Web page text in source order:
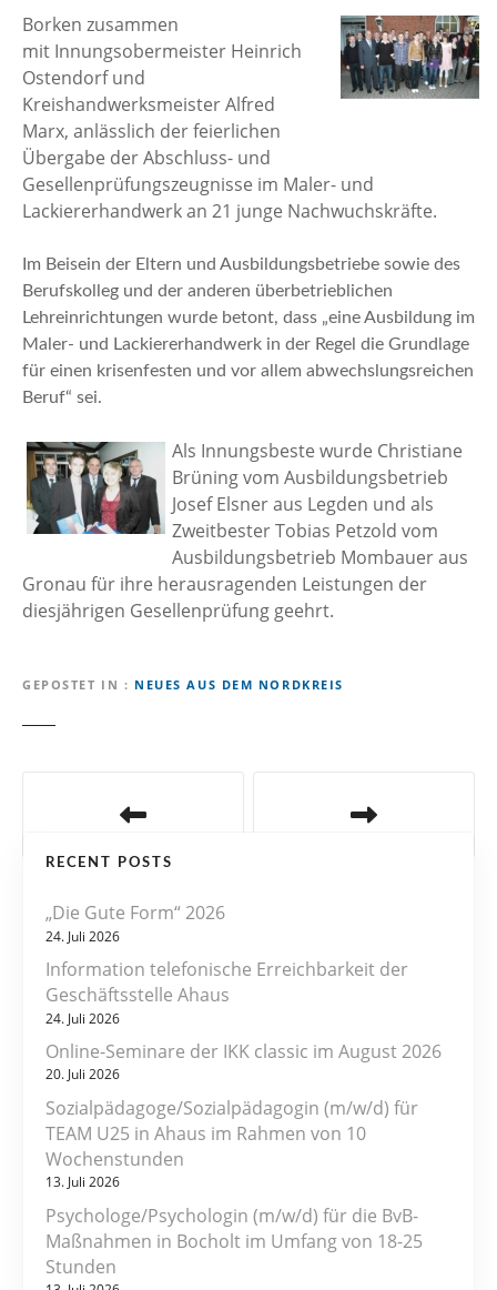
Borken zusammen
mit Innungsobermeister Heinrich
Ostendorf und
Kreishandwerksmeister Alfred
Marx, anlässlich der feierlichen
Übergabe der Abschluss- und
Gesellenprüfungszeugnisse im Maler- und
Lackiererhandwerk an 21 junge Nachwuchskräfte.
Im Beisein der Eltern und Ausbildungsbetriebe sowie des
Berufskolleg und der anderen überbetrieblichen
Lehreinrichtungen wurde betont, dass „eine Ausbildung im
Maler- und Lackiererhandwerk in der Regel die Grundlage
für einen krisenfesten und vor allem abwechslungsreichen
Beruf“ sei.
Als Innungsbeste wurde Christiane
Brüning vom Ausbildungsbetrieb
Josef Elsner aus Legden und als
Zweitbester Tobias Petzold vom
Ausbildungsbetrieb Mombauer aus
Gronau für ihre herausragenden Leistungen der
diesjährigen Gesellenprüfung geehrt.
GEPOSTET IN NEUES AUS DEM NORDKREIS
RECENT POSTS
„Die Gute Form“ 2026
24. Juli 2026
Information telefonische Erreichbarkeit der
Geschäftsstelle Ahaus
24. Juli 2026
Online-Seminare der IKK classic im August 2026
20. Juli 2026
Sozialpädagoge/Sozialpädagogin (m/w/d) für
TEAM U25 in Ahaus im Rahmen von 10
Wochenstunden
13. Juli 2026
Psychologe/Psychologin (m/w/d) für die BvB-
Maßnahmen in Bocholt im Umfang von 18-25
Stunden